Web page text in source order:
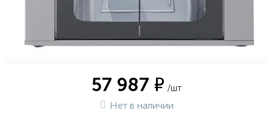
57 987 ₽ /шт
Нет в наличии